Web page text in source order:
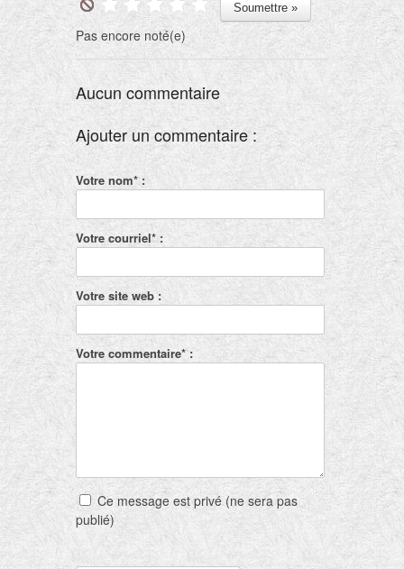
Pas encore noté(e)
Aucun commentaire
Ajouter un commentaire :
Votre nom* :
Votre courriel* :
Votre site web :
Votre commentaire* :
Ce message est privé (ne sera pas
publié)